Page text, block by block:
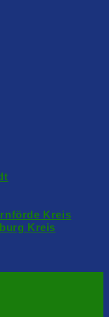
Kreis
Kreis